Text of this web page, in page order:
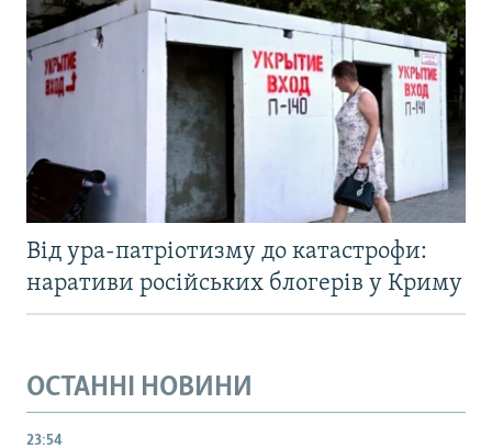
Від ура-патріотизму до катастрофи:
наративи російських блогерів у Криму
ОСТАННІ НОВИНИ
23:54